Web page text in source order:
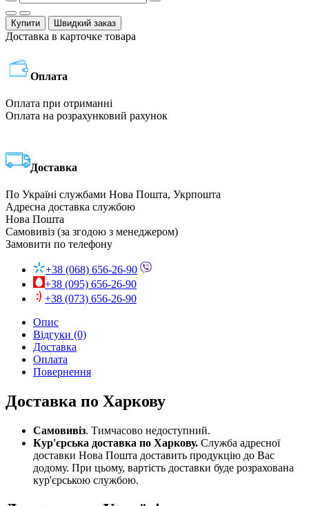
Купити Швидкий заказ
Доставка в карточке товара
Оплата
Оплата при отриманні
Оплата на розрахунковий рахунок
Доставка
По Україні службами Нова Пошта, Укрпошта
Адресна доставка службою
Нова Пошта
Самовивіз (за згодою з менеджером)
Замовити по телефону
+38 (068) 656-26-90
+38 (095) 656-26-90
+38 (073) 656-26-90
Опис
Відгуки (0)
Доставка
Оплата
Повернення
Доставка по Харкову
Самовивіз. Тимчасово недоступний.
Кур'єрська доставка по Харкову. Служба адресної
доставки Нова Пошта доставить продукцію до Вас
додому. При цьому, вартість доставки буде розрахована
кур'єрською службою.